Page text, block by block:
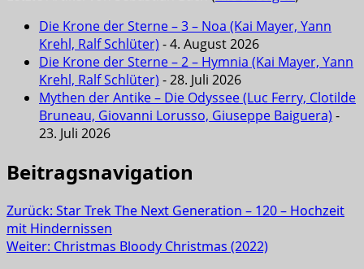
Die Krone der Sterne – 3 – Noa (Kai Mayer, Yann
Krehl, Ralf Schlüter) - 4. August 2026
Die Krone der Sterne – 2 – Hymnia (Kai Mayer, Yann
Krehl, Ralf Schlüter) - 28. Juli 2026
Mythen der Antike – Die Odyssee (Luc Ferry, Clotilde
Bruneau, Giovanni Lorusso, Giuseppe Baiguera) -
23. Juli 2026
Beitragsnavigation
Zurück: Star Trek The Next Generation – 120 – Hochzeit
mit Hindernissen
Weiter: Christmas Bloody Christmas (2022)